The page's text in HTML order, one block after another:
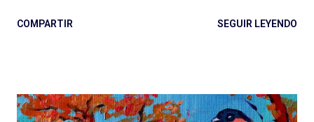
(podcast), con escuchar el páramo creativo (radio) vs. la
Porque los debates no pueden ser eternos. Y entonces
COMPARTIR SEGUIR LEYENDO